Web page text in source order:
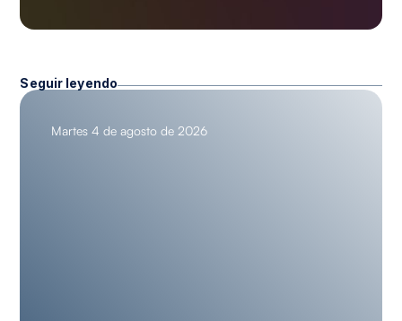
Seguir leyendo
Martes 4 de agosto de 2026